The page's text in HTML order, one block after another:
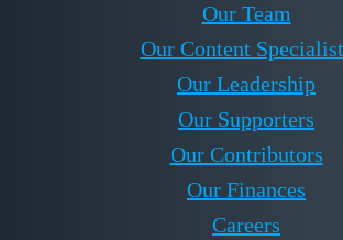
Our Team
Our Content
Our Leadership
Our Supporters
Our Contributors
Our Finances
Careers